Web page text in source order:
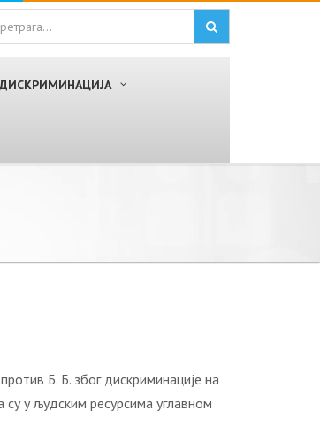
ДИСКРИМИНАЦИЈА
Б. Б. због дискриминације на
у људским ресурсима углавном